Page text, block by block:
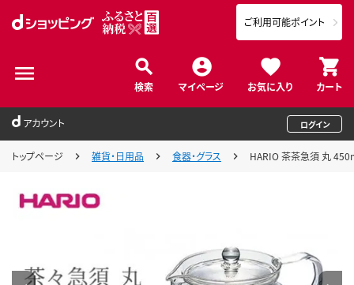
検索 マイページ お気に入り カート
ご利用可能ポイント
アカウント ログイン
トップページ 雑貨・日用品 食器・グラス HARIO 茶茶急須 丸